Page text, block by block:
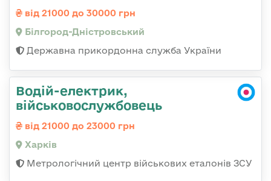
від 21000 до 30000 грн
Білгород-Дністровський
Державна прикордонна служба України
Водій-електрик,
військовослужбовець
від 21000 до 23000 грн
Харків
Метрологічний центр військових еталонів ЗСУ